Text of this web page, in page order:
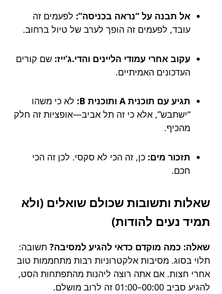
אל תבנה על “נראה בכניסה”: לפעמים זה
עובד, לפעמים זה הופך לערב של טיול ברחוב.
עקוב אחרי עמודי הליינים והדי.ג’ייז: שם קורים
העדכונים האמיתיים.
תגיע עם תוכנית A ותוכנית B:
לא כי משהו
“ישתבש”, אלא כי זה תל אביב—אופציות זה חלק
מהכיף.
תזכור מים: כן, זה הכי לא סקסי. לכן זה הכי
חכם.
שאלות ותשובות שכולם שואלים (ולא
תמיד נעים להודות)
שאלה: כמה מוקדם כדאי להגיע למסיבה? תשובה:
תלוי בסוג. מסיבות אלקטרוניות רבות מתחממות טוב
אחרי חצות. אם אתה רוצה ליהנות מהתפתחות הסט,
להגיע סביב 00:00–01:00 זה לרוב מושלם.